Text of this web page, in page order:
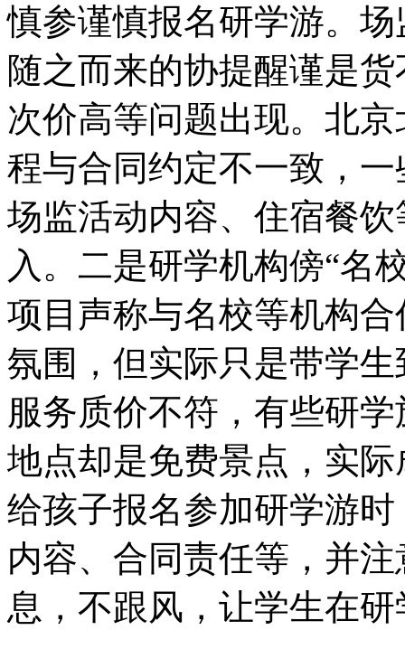
慎参谨慎报名研学游。
随之而来的协提醒谨是
次价高等问题出现。北
程与合同约定不一致，
场监活动内容、住宿餐
入。二是研学机构傍“名
项目声称与名校等机构
氛围，但实际只是带学
服务质价不符，有些研
地点却是免费景点，实
给孩子报名参加研学游
内容、合同责任等，并
息，不跟风，让学生在